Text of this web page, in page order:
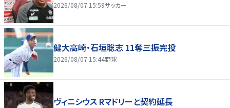
2026/08/07 15:59サッカー
健大高崎・石垣聡志 11奪三振完投
2026/08/07 15:44野球
ヴィニシウス Rマドリーと契約延長